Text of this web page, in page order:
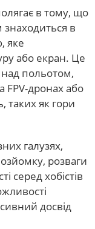
в тому, що
знаходиться в
яке
або екран. Це
над польотом,
FPV-дронах або
таких як гори
галузях,
розваги
серед хобістів
досвід